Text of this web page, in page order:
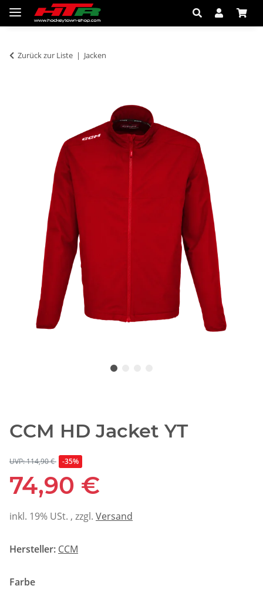
Zurück zur Liste Jacken
CCM HD Jacket YT
UVP: 114,90 € -35%
74,90 €
inkl. 19% USt. , zzgl. Versand
Hersteller: CCM
Farbe